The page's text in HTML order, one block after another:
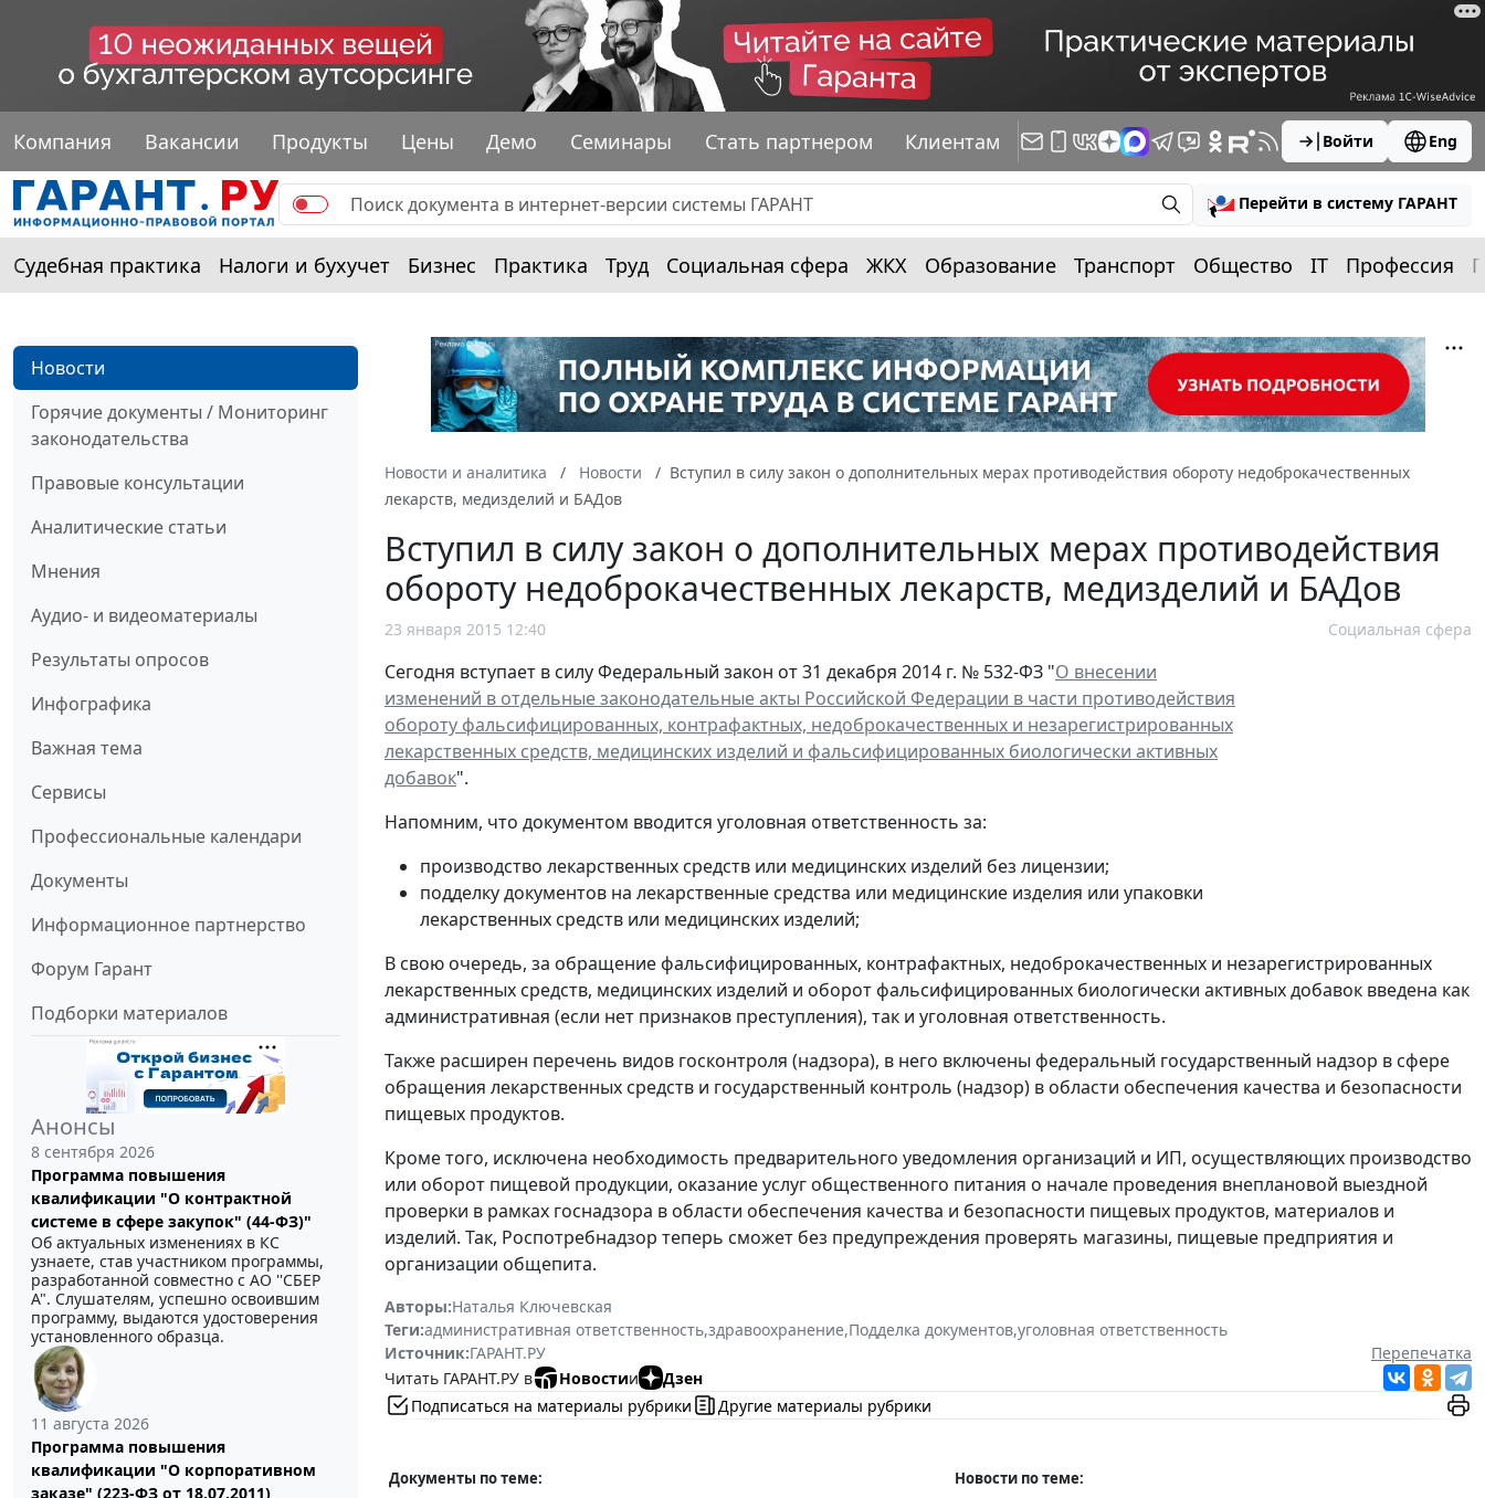
Компания Вакансии Продукты Цены Демо Семинары Стать партнером Клиентам Войти Eng
Перейти в систему ГАРАНТ
Судебная практика Налоги и бухучет Бизнес Практика Труд Социальная сфера ЖКХ Образование Транспорт Общество IT Профессия
Новости
Горячие документы / Мониторинг
законодательства
Правовые консультации
Аналитические статьи
Мнения
Аудио- и видеоматериалы
Результаты опросов
Инфографика
Важная тема
Сервисы
Профессиональные календари
Документы
Информационное партнерство
Форум Гарант
Подборки материалов
Анонсы
8 сентября 2026
Программа повышения
квалификации "О контрактной
системе в сфере закупок" (44-ФЗ)"
Об актуальных изменениях в КС
узнаете, став участником программы,
разработанной совместно с АО ''СБЕР
А". Слушателям, успешно освоившим
программу, выдаются удостоверения
установленного образца.
11 августа 2026
Программа повышения
квалификации "О корпоративном
заказе" (223-ФЗ от 18.07.2011)
Новости и аналитика Новости
Вступил в силу закон о дополнительных мерах противодействия обороту недоброкачественных
лекарств, медизделий и БАДов
Вступил в силу закон о дополнительных мерах противодействия
обороту недоброкачественных лекарств, медизделий и БАДов
23 января 2015 12:40 Социальная сфера
Сегодня вступает в силу Федеральный закон от 31 декабря 2014 г. № 532-ФЗ "О внесении
изменений в отдельные законодательные акты Российской Федерации в части противодействия
обороту фальсифицированных, контрафактных, недоброкачественных и незарегистрированных
лекарственных средств, медицинских изделий и фальсифицированных биологически активных
добавок".
Напомним, что документом вводится уголовная ответственность за:
производство лекарственных средств или медицинских изделий без лицензии;
подделку документов на лекарственные средства или медицинские изделия или упаковки
лекарственных средств или медицинских изделий;
В свою очередь, за обращение фальсифицированных, контрафактных, недоброкачественных и незарегистрированных
лекарственных средств, медицинских изделий и оборот фальсифицированных биологически активных добавок введена как
административная (если нет признаков преступления), так и уголовная ответственность.
Также расширен перечень видов госконтроля (надзора), в него включены федеральный государственный надзор в сфере
обращения лекарственных средств и государственный контроль (надзор) в области обеспечения качества и безопасности
пищевых продуктов.
Кроме того, исключена необходимость предварительного уведомления организаций и ИП, осуществляющих производство
или оборот пищевой продукции, оказание услуг общественного питания о начале проведения внеплановой выездной
проверки в рамках госнадзора в области обеспечения качества и безопасности пищевых продуктов, материалов и
изделий. Так, Роспотребнадзор теперь сможет без предупреждения проверять магазины, пищевые предприятия и
организации общепита.
Авторы:Наталья Ключевская
Теги:административная ответственность,здравоохранение,Подделка документов,уголовная ответственность
Источник:ГАРАНТ.РУ
Перепечатка
Читать ГАРАНТ.РУ в
Новостии
Дзен
Подписаться на материалы рубрики
Другие материалы рубрики
Документы по теме: Новости по теме: